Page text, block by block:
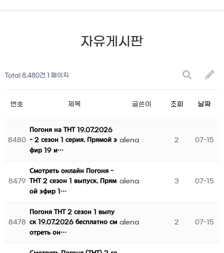
자유게시판
Total 8,480건 1 페이지
번호 제목 글쓴이 조회 날짜
8480
Погоня на ТНТ 19.07.2026
- 2 сезон 1 серия. Прямой э
фир 19 и…
alena 2 07-15
8479
Смотреть онлайн Погоня -
ТНТ 2 сезон 1 выпуск. Прям
ой эфир 1…
alena 3 07-15
8478
Погоня ТНТ 2 сезон 1 выпу
ск 19.07.2026 бесплатно см
отреть он…
alena 2 07-15